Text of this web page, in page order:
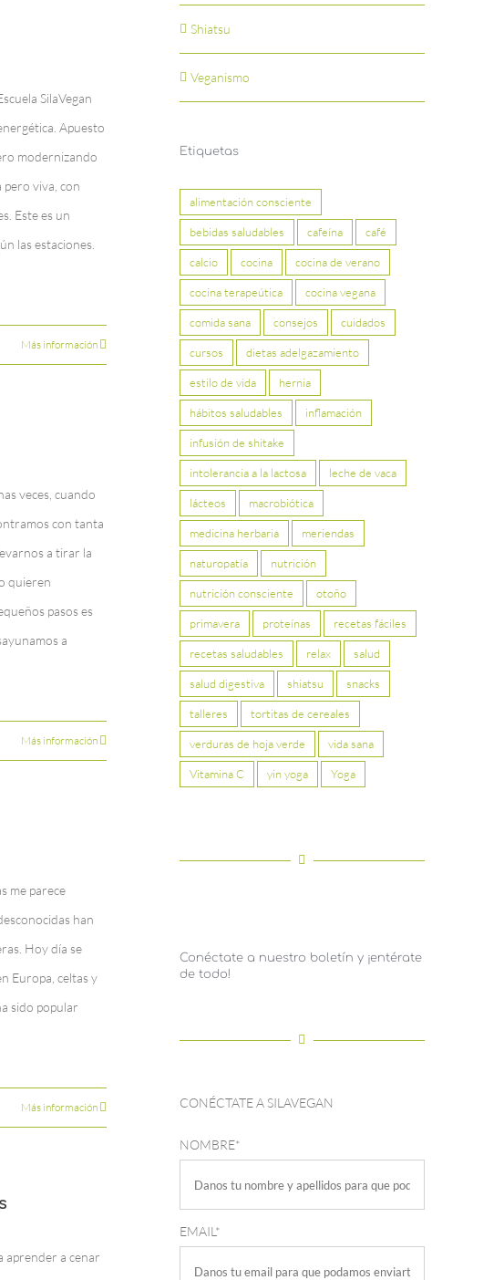
SilaVegan
Apuesto
modernizando
pero viva, con
Este es un
las estaciones.
Más información
veces, cuando
con tanta
a tirar la
quieren
pasos es
a
Más información
me parece
han
Hoy día se
Europa, celtas y
sido popular
Más información
aprender a cenar
Shiatsu
Veganismo
Etiquetas
alimentación consciente
bebidas saludables cafeína café
calcio cocina cocina de verano
cocina terapeútica cocina vegana
comida sana consejos cuidados
cursos dietas adelgazamiento
estilo de vida hernia
hábitos saludables inflamación
infusión de shitake
intolerancia a la lactosa leche de vaca
lácteos macrobiótica
medicina herbaria meriendas
naturopatía nutrición
nutrición consciente otoño
primavera proteínas recetas fáciles
recetas saludables relax salud
salud digestiva shiatsu snacks
talleres tortitas de cereales
verduras de hoja verde vida sana
Vitamina C yin yoga Yoga
Conéctate a nuestro boletín y ¡entérate
de todo!
CONÉCTATE A SILAVEGAN
NOMBRE*
EMAIL*